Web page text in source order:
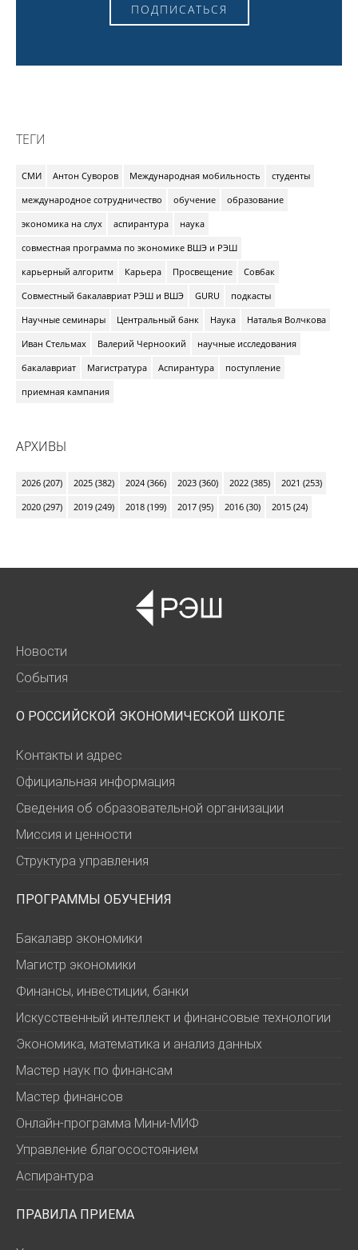
ПОДПИСАТЬСЯ
ТЕГИ
СМИ Антон Суворов Международная мобильность
студенты
международное сотрудничество
обучение
образование
экономика на слух
аспирантура
наука
совместная программа по экономике ВШЭ и РЭШ
карьерный алгоритм
Карьера Просвещение
Совбак
Совместный бакалавриат РЭШ и ВШЭ
GURU
подкасты
Научные семинары
Центральный банк Наука
Наталья Волчкова
Иван Стельмах
Валерий Черноокий
научные исследования
бакалавриат
Магистратура Аспирантура
поступление
приемная кампания
АРХИВЫ
2026 (207) 2025 (382) 2024 (366) 2023 (360) 2022 (385)
2021 (253)
2020 (297)
2019 (249) 2018 (199) 2017 (95) 2016 (30) 2015 (24)
Новости
События
О РОССИЙСКОЙ ЭКОНОМИЧЕСКОЙ ШКОЛЕ
Контакты и адрес
Официальная информация
Сведения об образовательной организации
Миссия и ценности
Структура управления
ПРОГРАММЫ ОБУЧЕНИЯ
Бакалавр экономики
Магистр экономики
Финансы, инвестиции, банки
Искусственный интеллект и финансовые технологии
Экономика, математика и анализ данных
Мастер наук по финансам
Мастер финансов
Онлайн-программа Мини-МИФ
Управление благосостоянием
Аспирантура
ПРАВИЛА ПРИЕМА